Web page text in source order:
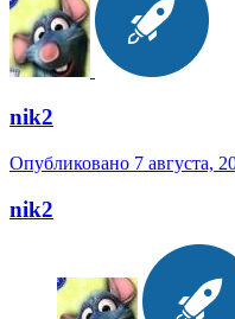
nik2
Опубликовано 7 августа,
nik2